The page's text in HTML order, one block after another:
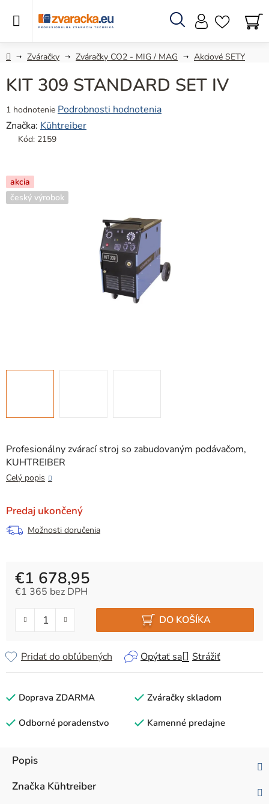
Hľadať
DomovZváračky Zváračky CO2 - MIG / MAG Akciové SETY
Profesionálny zvárací stroj so zabudovaným podávačom,
KUHTREIBER
Celý popis
Predaj ukončený
Možnosti doručenia
€1 678,95
€1 365 bez DPH
DO KOŠÍKA
Opýtať sa Strážiť
Pridať do obľúbených
KIT 309 STANDARD SET IV
Priemerné
hodnotenie
produktu
z
5
hviezdičiek.
1 hodnotenie Podrobnosti hodnotenia
Značka: Kühtreiber
Kód: 2159
akcia
český výrobok
Doprava ZDARMA Zváračky skladom
Odborné poradenstvo Kamenné predajne
Popis
Značka Kühtreiber